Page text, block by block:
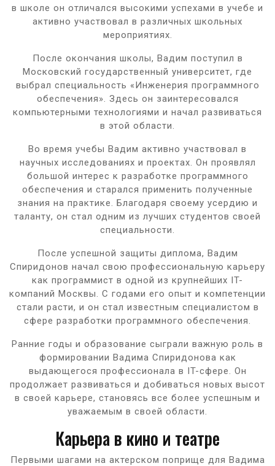
в школе он отличался высокими успехами в учебе и
активно участвовал в различных школьных
мероприятиях.
После окончания школы, Вадим поступил в
Московский государственный университет, где
выбрал специальность «Инженерия программного
обеспечения». Здесь он заинтересовался
компьютерными технологиями и начал развиваться
в этой области.
Во время учебы Вадим активно участвовал в
научных исследованиях и проектах. Он проявлял
большой интерес к разработке программного
обеспечения и старался применить полученные
знания на практике. Благодаря своему усердию и
таланту, он стал одним из лучших студентов своей
специальности.
После успешной защиты диплома, Вадим
Спиридонов начал свою профессиональную карьеру
как программист в одной из крупнейших IT-
компаний Москвы. С годами его опыт и компетенции
стали расти, и он стал известным специалистом в
сфере разработки программного обеспечения.
Ранние годы и образование сыграли важную роль в
формировании Вадима Спиридонова как
выдающегося профессионала в IT-сфере. Он
продолжает развиваться и добиваться новых высот
в своей карьере, становясь все более успешным и
уважаемым в своей области.
Карьера в кино и театре
Первыми шагами на актерском поприще для Вадима